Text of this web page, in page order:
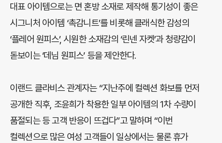
대표 아이템으로는 면 혼방 소재로 제작해 통기성이 좋은
시그니처 아이템 ‘촉감니트’를 비롯해 클래식한 감성의
‘플레어 원피스’, 시원한 소재감의 ‘린넨 자켓’과 청량감이
돋보이는 ‘데님 원피스’ 등을 제안한다.
이랜드 클라비스 관계자는 “지난주에 컬렉션 화보를 먼저
공개한 직후, 조윤희가 착용한 일부 아이템의 1차 수량이
품절되는 등 고객 반응이 뜨겁다”고 말하며 “이번
컬렉션으로 많은 여성 고객들이 일상에서는 물론 휴가